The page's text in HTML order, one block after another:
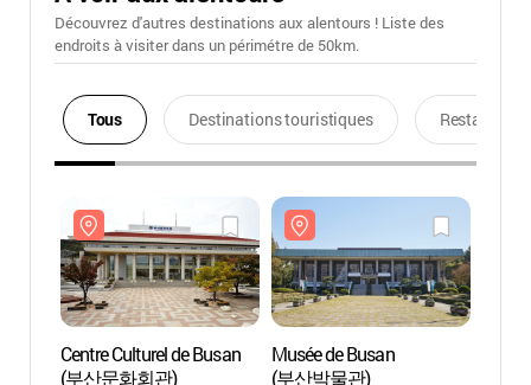
Découvrez d'autres destinations aux alentours ! Liste des
endroits à visiter dans un périmétre de 50km.
Tous Destinations touristiques Restaurants
Centre Culturel de Busan
(부산문화회관)
Musée de Busan
(부산박물관)